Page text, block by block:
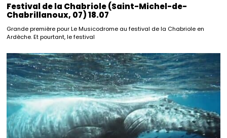
Festival de la Chabriole (Saint-Michel-de-
Chabrillanoux, 07) 18.07
Grande première pour Le Musicodrome au festival de la Chabriole en
Ardèche. Et pourtant, le festival